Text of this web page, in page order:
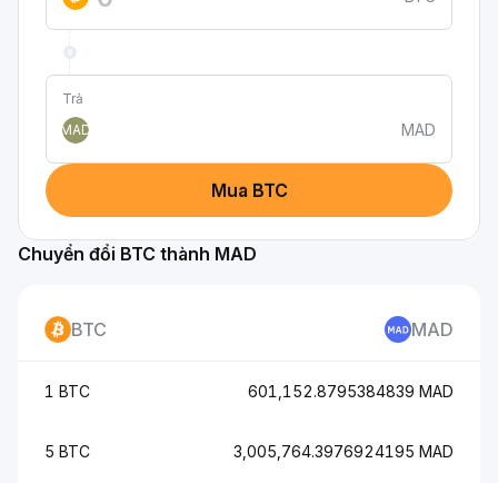
Trả
MAD
MAD
Mua BTC
Chuyển đổi BTC thành MAD
BTC MAD
1 BTC 601,152.8795384839 MAD
5 BTC 3,005,764.3976924195 MAD